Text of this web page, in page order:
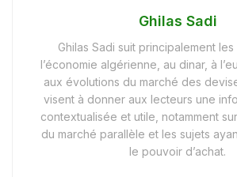
Ghilas Sadi
Ghilas Sadi suit principalement les
l’économie algérienne, au dinar, à
aux évolutions du marché des
visent à donner aux lecteurs une
contextualisée et utile, notamment
du marché parallèle et les sujets
le pouvoir d’achat.